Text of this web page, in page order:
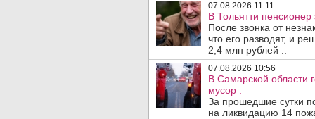
07.08.2026 11:11
В Тольятти
После звонка от
что его разводят, и
2,4 млн рублей ..
07.08.2026 10:56
В Самарской области
мусор .
За прошедшие сутки
на ликвидацию 14